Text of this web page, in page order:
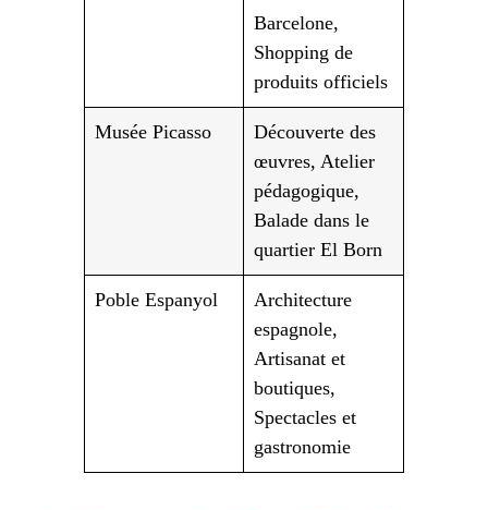
Barcelone,
Shopping de
produits officiels
Musée Picasso
Découverte des
œuvres, Atelier
pédagogique,
Balade dans le
quartier El Born
Poble Espanyol
Architecture
espagnole,
Artisanat et
boutiques,
Spectacles et
gastronomie